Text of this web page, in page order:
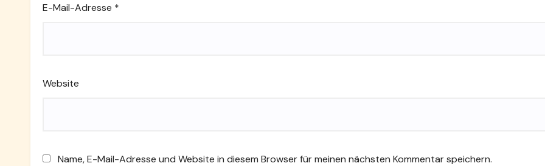
E-Mail-Adresse *
Website
Name, E-Mail-Adresse und Website in diesem Browser für meinen nächsten Kommentar speichern.